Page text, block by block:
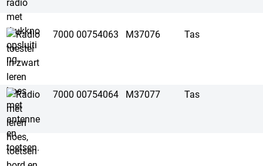
7000 00754063 M37076 Tas
7000 00754064 M37077 Tas